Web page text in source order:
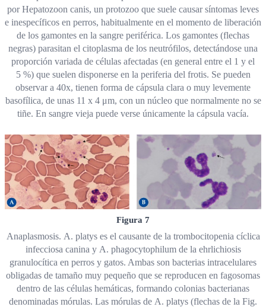
por Hepatozoon canis, un protozoo que suele causar síntomas leves
e inespecíficos en perros, habitualmente en el momento de liberación
de los gamontes en la sangre periférica. Los gamontes (flechas
negras) parasitan el citoplasma de los neutrófilos, detectándose una
proporción variada de células afectadas (en general entre el 1 y el
5 %) que suelen disponerse en la periferia del frotis. Se pueden
observar a 40x, tienen forma de cápsula clara o muy levemente
basofílica, de unas 11 x 4 μm, con un núcleo que normalmente no se
tiñe. En sangre vieja puede verse únicamente la cápsula vacía.
Figura 7
Anaplasmosis. A. platys es el causante de la trombocitopenia cíclica
infecciosa canina y A. phagocytophilum de la ehrlichiosis
granulocítica en perros y gatos. Ambas son bacterias intracelulares
obligadas de tamaño muy pequeño que se reproducen en fagosomas
dentro de las células hemáticas, formando colonias bacterianas
denominadas mórulas. Las mórulas de A. platys (flechas de la Fig.